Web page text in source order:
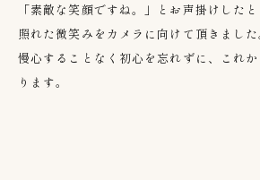
「素敵な笑顔ですね。」とお声掛けしたと
照れた微笑みをカメラに向けて頂きました
慢心することなく初心を忘れずに、これ
ります。